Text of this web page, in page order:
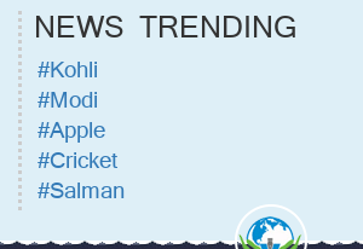
NEWS TRENDING
#Kohli
#Modi
#Apple
#Cricket
#Salman